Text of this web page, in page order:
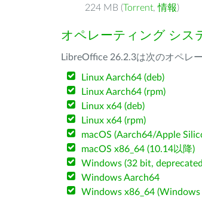
224 MB (Torrent,情報)
オペレーティング シス
LibreOffice 26.2.3は次のオペレ
Linux Aarch64 (deb)
Linux Aarch64 (rpm)
Linux x64 (deb)
Linux x64 (rpm)
macOS (Aarch64/Apple
macOS x86_64 (10.14以降)
Windows (32 bit,
Windows Aarch64
Windows x86_64 (Windows